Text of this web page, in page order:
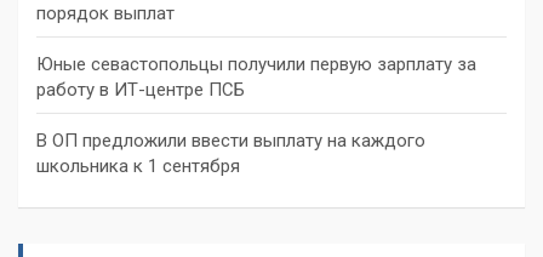
порядок выплат
Юные севастопольцы получили первую зарплату за
работу в ИТ-центре ПСБ
В ОП предложили ввести выплату на каждого
школьника к 1 сентября